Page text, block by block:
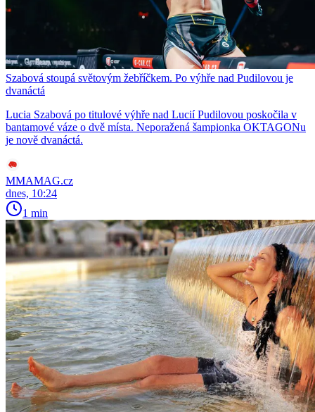
Szabová stoupá světovým žebříčkem. Po výhře nad Pudilovou je
dvanáctá
Lucia Szabová po titulové výhře nad Lucií Pudilovou poskočila v
bantamové váze o dvě místa. Neporažená šampionka OKTAGONu
je nově dvanáctá.
MMAMAG.cz
dnes, 10:24
1 min